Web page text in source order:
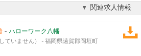
関連求人情報
- ハローワーク八幡
ていません） - 福岡県遠賀郡岡垣町